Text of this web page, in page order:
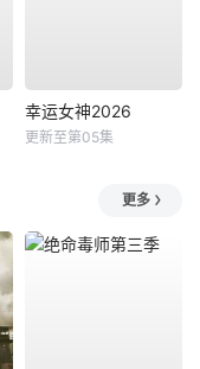
幸运女神2026
更新至第05集
更多